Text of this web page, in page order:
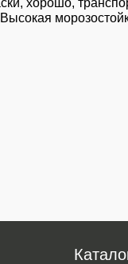
хорошо,